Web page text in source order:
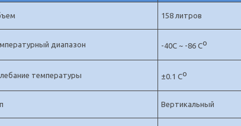
158 литров
диапазон -40С ~ -86 Со
температуры ±0.1 Со
Вертикальный